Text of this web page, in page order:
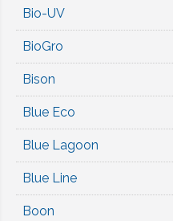
Bio-UV
BioGro
Bison
Blue Eco
Blue Lagoon
Blue Line
Boon